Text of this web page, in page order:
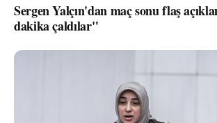
Sergen Yalçın'dan maç sonu flaş
dakika çaldılar"